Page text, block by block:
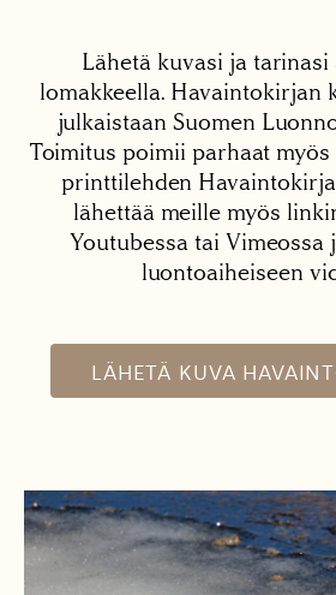
Lähetä kuvasi ja
lomakkeella. Havaintokirjan
julkaistaan Suomen
Toimitus poimii parhaat
printtilehden
lähettää meille myös
Youtubessa tai Vimeossa
luontoaiheiseen
LÄHETÄ KUVA